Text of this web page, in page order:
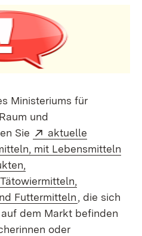
Ministeriums für
und
Sie
Extern:
aktuelle
mit Lebensmitteln
Futtermitteln (Öffnet in
, die sich
dem Markt befinden
oder